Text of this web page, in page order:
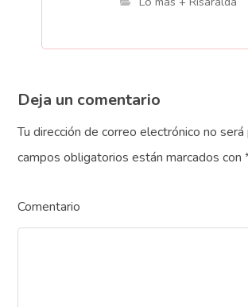
Deja un comentario
Tu dirección de correo electrónico no será
campos obligatorios están marcados con
Comentario